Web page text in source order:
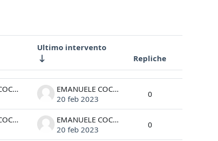
Ultimo intervento
Repliche
Azioni
EMANUELE COCCIA
EMANUELE COCCIA
20 feb 2023
0
EMANUELE COCCIA
EMANUELE COCCIA
20 feb 2023
0